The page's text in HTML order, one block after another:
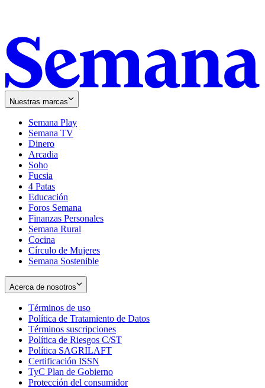
Nuestras marcas
Semana Play
Semana TV
Dinero
Arcadia
Soho
in
new
window
Fucsia
in
new
window
4 Patas
Educación
Foros Semana
Finanzas Personales
Semana Rural
Cocina
Círculo de Mujeres
Semana Sostenible
Acerca de nosotros
Términos de uso
in
new
window
Política de Tratamiento de Datos
Términos suscripciones
in
Política de Riesgos C/ST
Política SAGRILAFT
new
window
Certificación ISSN
in
new
TyC Plan de Gobierno
in
Protección del consumidorOpens